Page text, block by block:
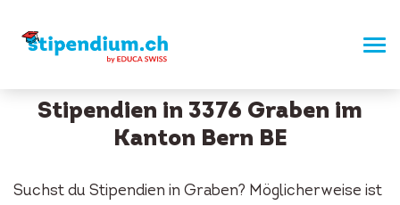
Stipendien in 3376 Graben im
Kanton Bern BE
Suchst du Stipendien in Graben? Möglicherweise ist